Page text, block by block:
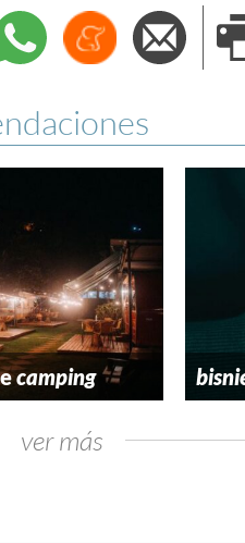
WhatsappMenéame
camping
ver más